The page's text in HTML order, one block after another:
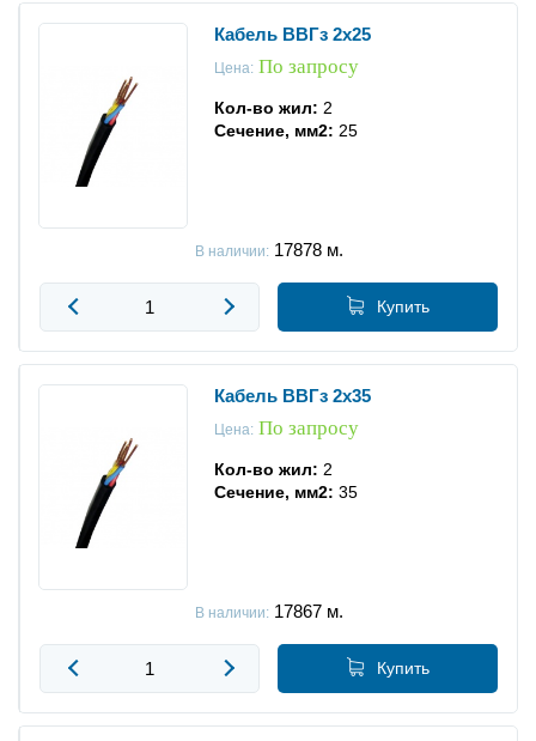
Кабель ВВГнг HF
Кабель силовой 3x1.5
Кабель силовой 3x2.5
Кабель силовой 4x4
Кабель ВВГз 2x25
Цена:По запросу
Кол-во жил: 2
Сечение, мм2: 25
В наличии:17878 м.
Купить
Кабель ВВГз 2x35
Цена:По запросу
Кол-во жил: 2
Сечение, мм2: 35
В наличии:17867 м.
Купить